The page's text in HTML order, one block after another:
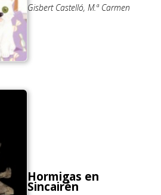
Gisbert Castelló, M.ª Carmen
Hormigas en
Sincairén